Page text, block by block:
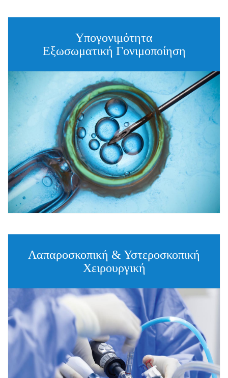
Υπογονιμότητα
Εξωσωματική Γονιμοποίηση
Λαπαροσκοπική & Υστεροσκοπική
Χειρουργική